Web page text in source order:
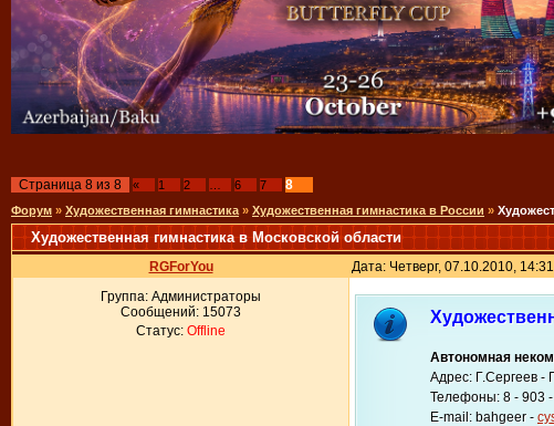
Страница 8 из 8 « 1 2 6 7 8
Форум » Художественная гимнастика » Художественная гимнастика в России »
Художественная гимнастика в Московской области
RGForYou Дата: Четверг, 07.10.2010,
Группа: Администраторы
Сообщений: 15073
Статус: Offline
Автономная
Адрес: Г.Сергеев -
Телефоны: 8 - 903
E-mail: bahgeer -